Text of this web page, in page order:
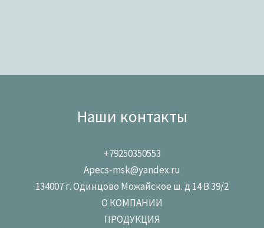
Наши контакты
+79250350553
Apecs-msk@yandex.ru
134007 г. Одинцово Можайское ш. д 14 В 39/2
О КОМПАНИИ
ПРОДУКЦИЯ